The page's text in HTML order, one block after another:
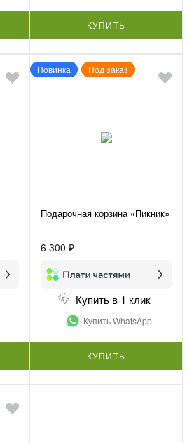
КУПИТЬ
Новинка Под заказ
Подарочная корзина «Пикник»
6 300 ₽
Купить в 1 клик
Купить WhatsApp
КУПИТЬ